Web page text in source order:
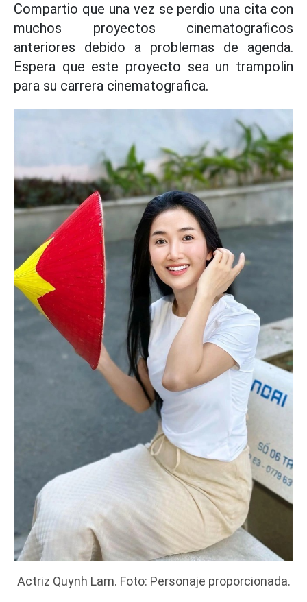
Compartio que una vez se perdio una cita con
muchos proyectos cinematograficos
anteriores debido a problemas de agenda.
Espera que este proyecto sea un trampolin
para su carrera cinematografica.
Actriz Quynh Lam. Foto: Personaje proporcionada.